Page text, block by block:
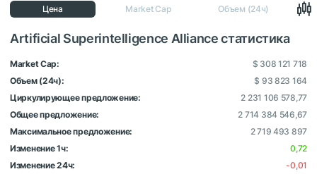
Цена Market Cap Объем (24ч)
Artificial Superintelligence Alliance статистика
Market Cap:
$ 308 121 718
Объем (24ч):
$ 93 823 164
Циркулирующее предложение:
2 231 106 578,77
Общее предложение:
2 714 384 546,67
Максимальное предложение:
2 719 493 897
Изменение 1ч:
0,72
Изменение 24ч:
-0,01